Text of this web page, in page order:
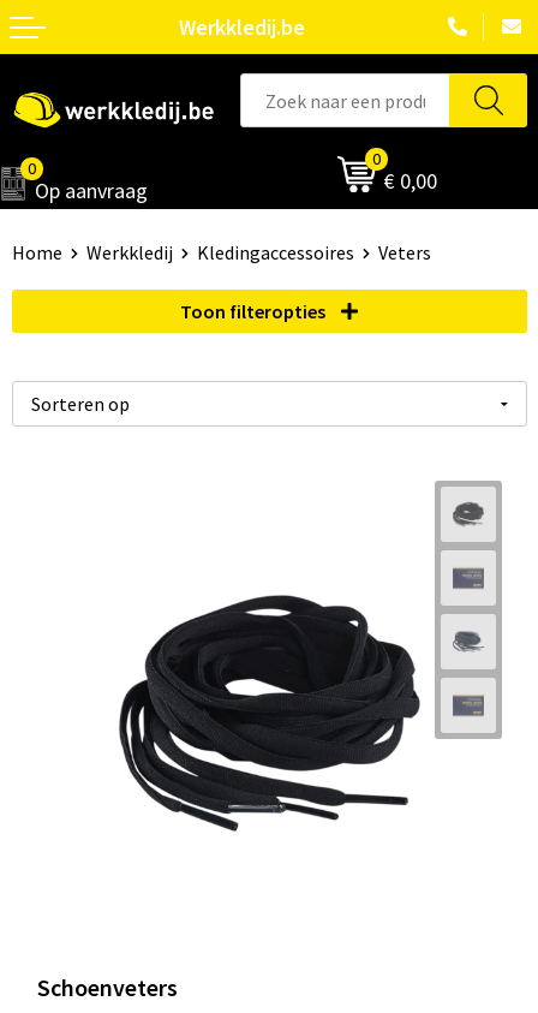
Werkkledij.be
0
Op aanvraag
0
€ 0,00
Home Werkkledij Kledingaccessoires Veters
Toon filteropties
Schoenveters